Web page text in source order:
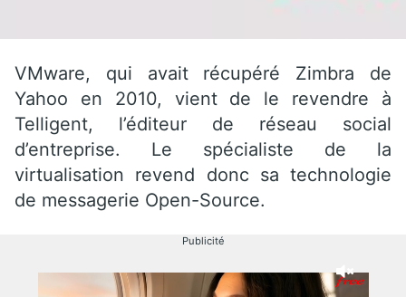
VMware, qui avait récupéré Zimbra de
Yahoo en 2010, vient de le revendre à
Telligent, l’éditeur de réseau social
d’entreprise. Le spécialiste de la
virtualisation revend donc sa technologie
de messagerie Open-Source.
Publicité